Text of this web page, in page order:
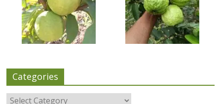
Categories
Categories